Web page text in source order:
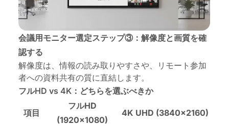
会議用モニター選定ステップ③：解像度と画質を確
認する
解像度は、情報の読み取りやすさや、リモート参加
者への資料共有の質に直結します。
フルHD vs 4K：どちらを選ぶべきか
項目
フルHD
(1920×1080)
4K UHD (3840×2160)